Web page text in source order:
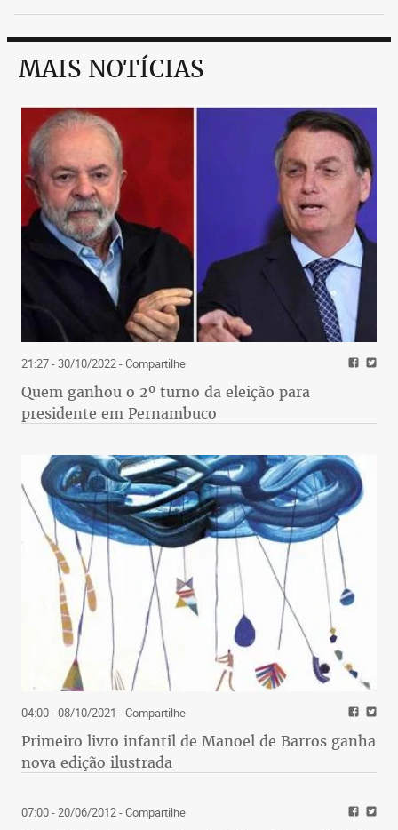
MAIS NOTÍCIAS
21:27 - 30/10/2022- Compartilhe
Quem ganhou o 2º turno da eleição para
presidente em Pernambuco
04:00 - 08/10/2021 - Compartilhe
Primeiro livro infantil de Manoel de Barros ganha
nova edição ilustrada
07:00 - 20/06/2012- Compartilhe